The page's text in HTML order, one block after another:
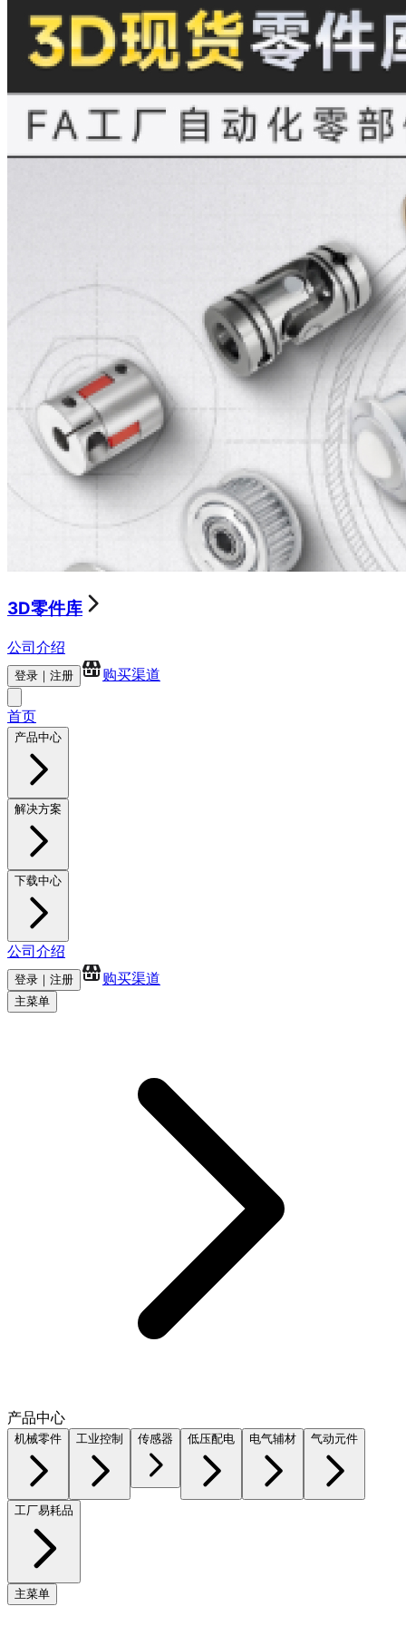
3D零件库
公司介绍
登录｜注册 购买渠道
首页
产品中心
解决方案
下载中心
公司介绍
登录｜注册 购买渠道
主菜单
产品中心
机械零件 工业控制 传感器 低压配电 电气辅材 气动元件
工厂易耗品
主菜单